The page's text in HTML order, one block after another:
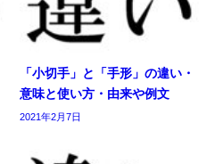
「小切手」と「手形」の違い・
意味と使い方・由来や例文
2021年2月7日